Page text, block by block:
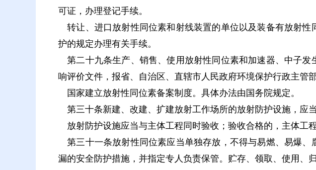
可证，办理登记手续。
转让、进口放射性同位素和射线装置的单位以及装备有放射
护的规定办理有关手续。
第二十九条生产、销售、使用放射性同位素和加速器、中子
响评价文件，报省、自治区、直辖市人民政府环境保护行政主管
国家建立放射性同位素备案制度。具体办法由国务院规定。
第三十条新建、改建、扩建放射工作场所的放射防护设施，应
放射防护设施应当与主体工程同时验收；验收合格的，主体工
第三十一条放射性同位素应当单独存放，不得与易燃、易爆
漏的安全防护措施，并指定专人负责保管。贮存、领取、使用、